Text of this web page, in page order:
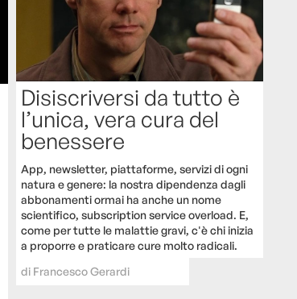
Disiscriversi da tutto è
l’unica, vera cura del
benessere
App, newsletter, piattaforme, servizi di ogni
natura e genere: la nostra dipendenza dagli
abbonamenti ormai ha anche un nome
scientifico, subscription service overload. E,
come per tutte le malattie gravi, c'è chi inizia
a proporre e praticare cure molto radicali.
di Francesco Gerardi